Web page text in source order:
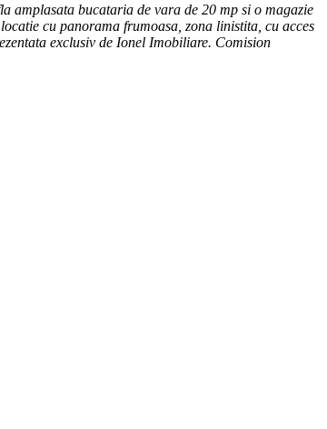
amplasata bucataria de vara de 20 mp si o magazie
cu panorama frumoasa, zona linistita, cu acces
exclusiv de Ionel Imobiliare. Comision